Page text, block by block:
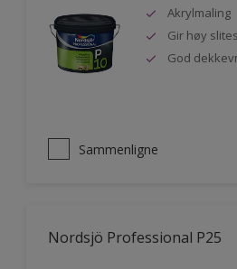
Akrylmaling
Gir høy
God
Sammenligne
Nordsjö Professional P25